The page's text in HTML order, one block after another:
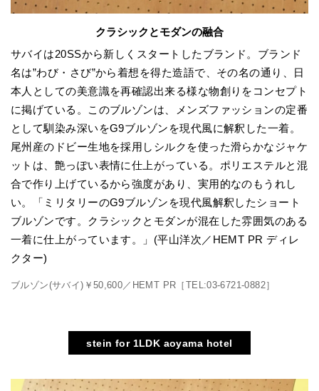
クラシックとモダンの融合
サバイは20SSから新しくスタートしたブランド。ブランド
名は”わび・さび”から着想を得た造語で、その名の通り、日
本人としての美意識を再確認出来る様な物創りをコンセプト
に掲げている。このブルゾンは、メンズファッションの定番
として馴染み深いをG9ブルゾンを現代風に解釈した一着。
尾州産のドビー生地を採用しシルクを使った滑らかなジャケ
ットは、艶っぽい表情に仕上がっている。ポリエステルと混
合で作り上げているから強度があり、実用的なのもうれし
い。「ミリタリーのG9ブルゾンを現代風解釈したショート
ブルゾンです。クラシックとモダンが混在した雰囲気のある
一着に仕上がっています。」(平山洋次／HEMT PR ディレ
クター)
ブルゾン(サバイ)￥50,600／HEMT PR［TEL:03-6721-0882］
stein for 1LDK aoyama hotel